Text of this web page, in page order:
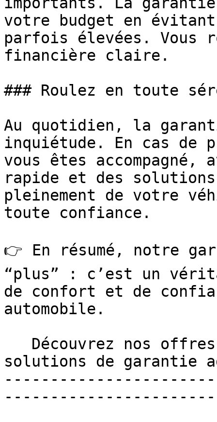
votre budget en évitant
parfois élevées.
financière claire.
### Roulez en toute
Au quotidien, la
inquiétude. En cas de
vous êtes accompagné,
rapide et des
pleinement de votre
toute confiance.
👉 En résumé, notre
“plus” : c’est un
de confort et de
automobile.
solutions de garantie